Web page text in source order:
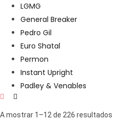
LGMG
General Breaker
Pedro Gil
Euro Shatal
Permon
Instant Upright
Padley & Venables
A mostrar 1–12 de 226 resultados